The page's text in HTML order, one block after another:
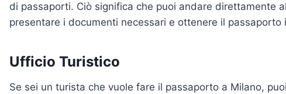
di passaporti. Ciò significa che puoi andare direttamente
presentare i documenti necessari e ottenere il passaporto
Ufficio Turistico
Se sei un turista che vuole fare il passaporto a Milano,